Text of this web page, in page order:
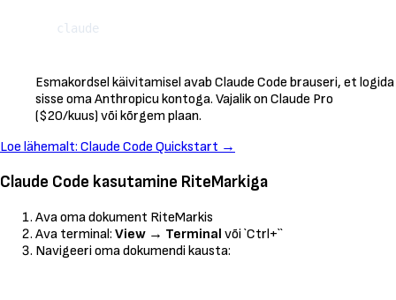
Esmakordsel käivitamisel avab Claude Code brauseri, et logida
sisse oma Anthropicu kontoga. Vajalik on Claude Pro
($20/kuus) või kõrgem plaan.
Loe lähemalt: Claude Code Quickstart →
Claude Code kasutamine RiteMarkiga
Ava oma dokument RiteMarkis
Ava terminal: View → Terminal või `Ctrl+``
Navigeeri oma dokumendi kausta: